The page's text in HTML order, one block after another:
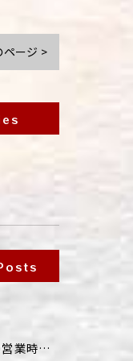
ページ >
【全店】８月の営業時間・ランチ営業につきまして